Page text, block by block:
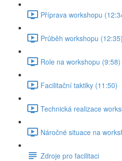
Příprava workshopu
Průběh workshopu (12:35)
Role na workshopu (9:58)
Facilitační taktiky (11:50)
Technická realizace
Náročné situace na
Zdroje pro facilitaci